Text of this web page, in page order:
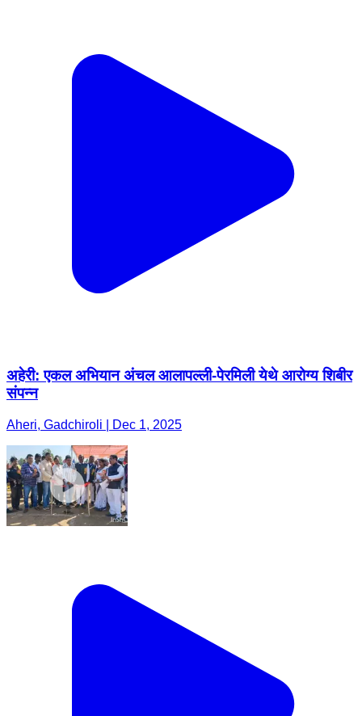
अहेरी: एकल अभियान अंचल आलापल्ली-पेरमिली येथे आरोग्य शिबीर
संपन्न
Aheri, Gadchiroli | Dec 1, 2025